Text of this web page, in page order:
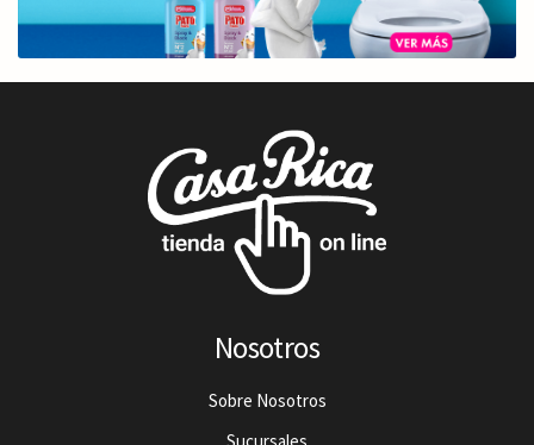
Nosotros
Sobre Nosotros
Sucursales